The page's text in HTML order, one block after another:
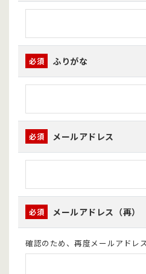
必須 ふりがな
必須 メールアドレス
必須 メールアドレス（再）
確認のため、再度メールアドレ